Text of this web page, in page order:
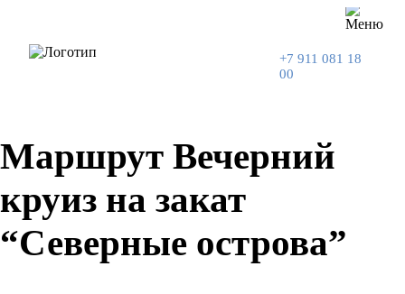
+7 911 081 18
00
Маршрут Вечерний
круиз на закат
“Северные острова”